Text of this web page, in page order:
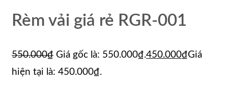
Rèm vải giá rẻ RGR-001
550.000₫ Giá gốc là: 550.000₫.450.000₫Giá
hiện tại là: 450.000₫.